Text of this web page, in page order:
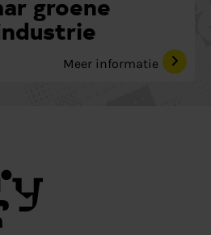
Meer informatie